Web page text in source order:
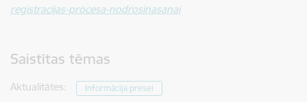
registracijas-procesa-nodrosinasanai
Saistītas tēmas
Aktualitātes: Informācija presei